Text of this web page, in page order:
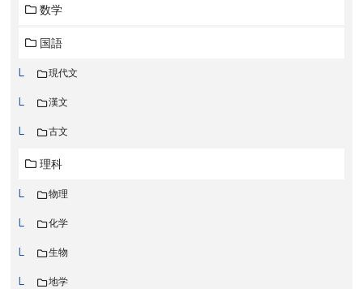
数学
国語
現代文
漢文
古文
理科
物理
化学
生物
地学